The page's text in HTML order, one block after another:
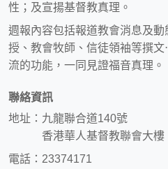
性；及宣揚基督教真理。
週報內容包括報道教會消息及
授、教會牧師、信徒領袖等撰
流的功能，一同見證福音真理。
聯絡資訊
地址：九龍聯合道140號
香港華人基督教聯會大樓
電話：23374171